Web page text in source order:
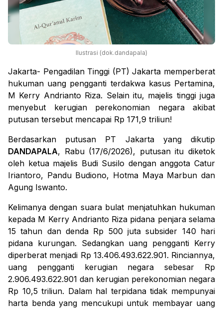
Ilustrasi (dok.dandapala)
Jakarta- Pengadilan Tinggi (PT) Jakarta memperberat
hukuman uang pengganti terdakwa kasus Pertamina,
M Kerry Andrianto Riza. Selain itu, majelis tinggi juga
menyebut kerugian perekonomian negara akibat
putusan tersebut mencapai Rp 171,9 triliun!
Berdasarkan putusan PT Jakarta yang dikutip
DANDAPALA, Rabu (17/6/2026), putusan itu diketok
oleh ketua majelis Budi Susilo dengan anggota Catur
Iriantoro, Pandu Budiono, Hotma Maya Marbun dan
Agung Iswanto.
Kelimanya dengan suara bulat menjatuhkan hukuman
kepada M Kerry Andrianto Riza pidana penjara selama
15 tahun dan denda Rp 500 juta subsider 140 hari
pidana kurungan. Sedangkan uang pengganti Kerry
diperberat menjadi Rp 13.406.493.622.901. Rinciannya,
uang pengganti kerugian negara sebesar Rp
2.906.493.622.901 dan kerugian perekonomian negara
Rp 10,5 triliun. Dalam hal terpidana tidak mempunyai
harta benda yang mencukupi untuk membayar uang